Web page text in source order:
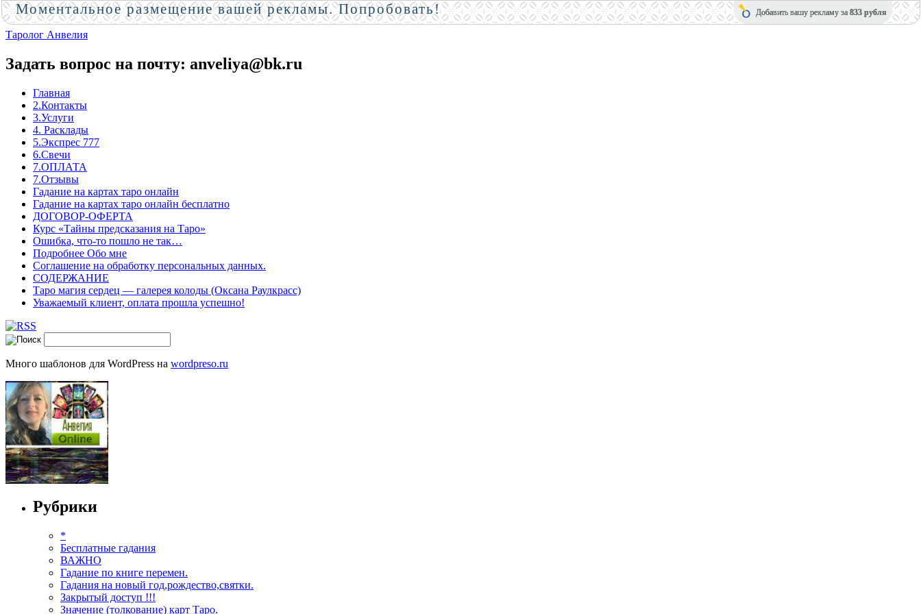
Таролог Анвелия
Задать вопрос на почту: anveliya@bk.ru
Главная
2.Контакты
3.Услуги
4. Расклады
5.Экспрес 777
6.Свечи
7.ОПЛАТА
7.Отзывы
Гадание на картах таро онлайн
Гадание на картах таро онлайн бесплатно
ДОГОВОР-ОФЕРТА
Курс «Тайны предсказания на Таро»
Ошибка, что-то пошло не так…
Подробнее Обо мне
Соглашение на обработку персональных данных.
СОДЕРЖАНИЕ
Таро магия сердец — галерея колоды (Оксана Раулкрасс)
Уважаемый клиент, оплата прошла успешно!
Много шаблонов для WordPress на wordpreso.ru
Рубрики
*
Бесплатные гадания
ВАЖНО
Гадание по книге перемен.
Гадания на новый год,рождество,святки.
Закрытый доступ !!!
Значение (толкование) карт Таро.
Моментальное размещение вашей рекламы. Попробовать! Добавить вашу рекламу за 833 рубля